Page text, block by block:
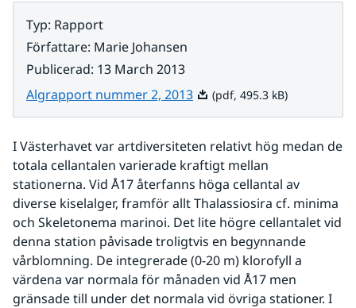
Typ: Rapport
Författare: Marie Johansen
Publicerad: 13 March 2013
Algrapport nummer 2, 2013Pdf, 495.3 kB.
(pdf, 495.3 kB)
I Västerhavet var artdiversiteten relativt hög medan de
totala cellantalen varierade kraftigt mellan
stationerna. Vid Å17 återfanns höga cellantal av
diverse kiselalger, framför allt Thalassiosira cf. minima
och Skeletonema marinoi. Det lite högre cellantalet vid
denna station påvisade troligtvis en begynnande
vårblomning. De integrerade (0-20 m) klorofyll a
värdena var normala för månaden vid Å17 men
gränsade till under det normala vid övriga stationer. I